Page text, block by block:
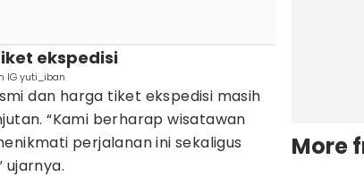
ekspedisi
IG yuti_iban
dan harga tiket ekspedisi masih
“Kami berharap wisatawan
perjalanan ini sekaligus
ujarnya.
More